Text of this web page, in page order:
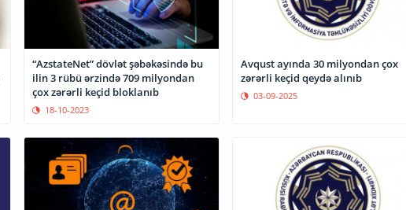
“AzstateNet” dövlət şəbəkəsində bu
ilin 3 rübü ərzində 709 milyondan
çox zərərli keçid bloklanıb
18-10-2023
Avqust ayında 30 milyondan çox
zərərli keçid qeydə alınıb
03-09-2025